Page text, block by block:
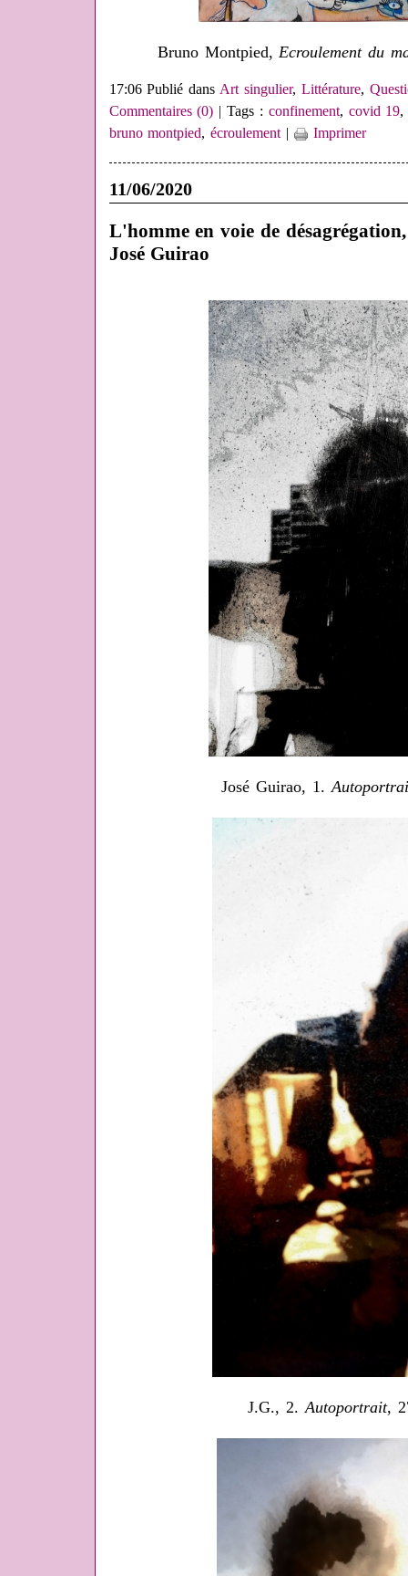
Bruno Montpied,Ecroulement du
17:06 Publié dansArt singulier, Littérature,
Commentaires (0) | Tags : confinement, covid 19
bruno montpied,écroulement| Imprimer
11/06/2020
L'homme en voie de
José Guirao
José Guirao, 1.
J.G., 2.Autoportrait,